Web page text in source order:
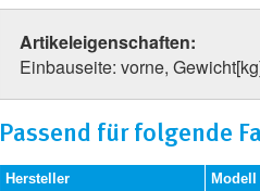
Artikeleigenschaften:
Einbauseite: vorne,
Passend für folgende
Hersteller Modell